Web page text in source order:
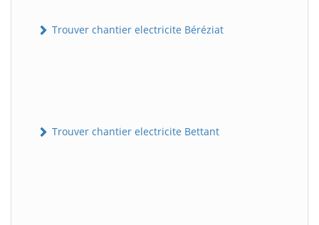
Trouver chantier electricite Béréziat
Trouver chantier electricite Bettant